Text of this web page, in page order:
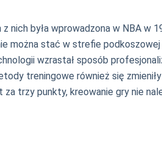
nich była wprowadzona w NBA w
można stać w strefie
wzrastał sposób
treningowe również się
trzy punkty, kreowanie gry nie